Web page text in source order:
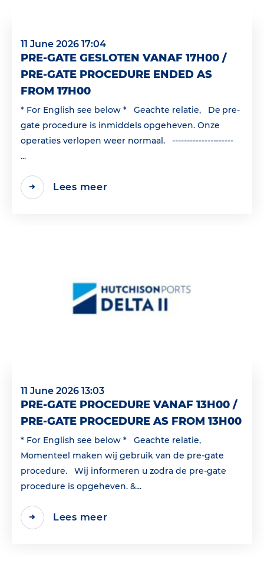
11 June 2026 17:04
PRE-GATE GESLOTEN VANAF 17H00 /
PRE-GATE PROCEDURE ENDED AS
FROM 17H00
* For English see below * Geachte relatie, De pre-
gate procedure is inmiddels opgeheven. Onze
operaties verlopen weer normaal. ---------------------
...
Lees meer
11 June 2026 13:03
PRE-GATE PROCEDURE VANAF 13H00 /
PRE-GATE PROCEDURE AS FROM 13H00
* For English see below * Geachte relatie,
Momenteel maken wij gebruik van de pre-gate
procedure. Wij informeren u zodra de pre-gate
procedure is opgeheven. &...
Lees meer